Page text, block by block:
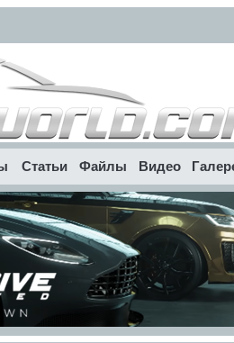
Статьи Файлы Видео